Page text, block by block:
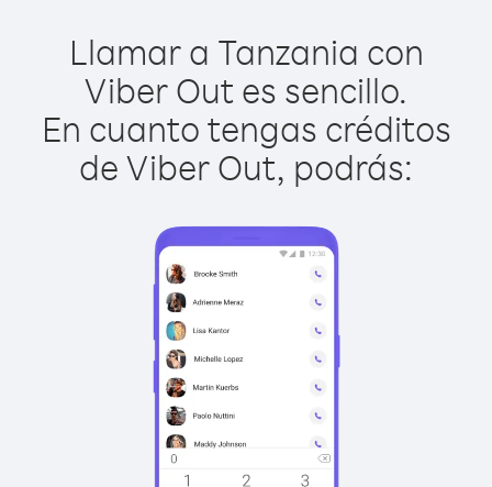
Llamar a Tanzania con
Viber Out es sencillo.
En cuanto tengas créditos
de Viber Out, podrás: